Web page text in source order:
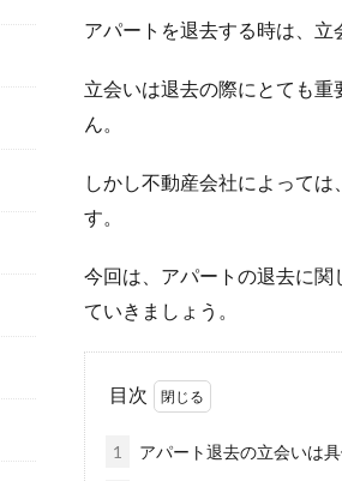
アパートを退去する時は、立
立会いは退去の際にとても
ん。
しかし不動産会社によって
す。
今回は、アパートの退去に
ていきましょう。
目次
1 アパート退去の立会いは